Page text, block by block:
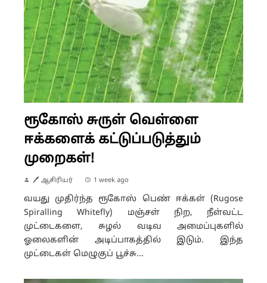
ரூகோஸ் சுருள் வெள்ளை
ஈக்களைக் கட்டுப்படுத்தும்
முறைகள்!
🖊 ஆசிரியர் 1 week ago
வயது முதிர்ந்த ரூகோஸ் பெண் ஈக்கள் (Rugose
Spiralling Whitefly) மஞ்சள் நிற, நீள்வட்ட
முட்டைகளை, சுழல் வடிவ அமைப்புகளில்
ஓலைகளின் அடிப்பாகத்தில் இடும். இந்த
முட்டைகள் மெழுகுப் பூச்சு...